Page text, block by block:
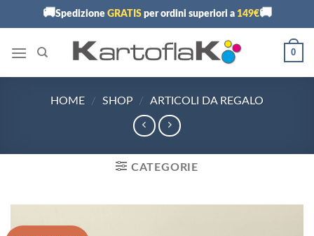
🚚Spedizione GRATISper ordini superiori a 149€🚚
0
HOME / SHOP / ARTICOLI DA REGALO
CATEGORIE